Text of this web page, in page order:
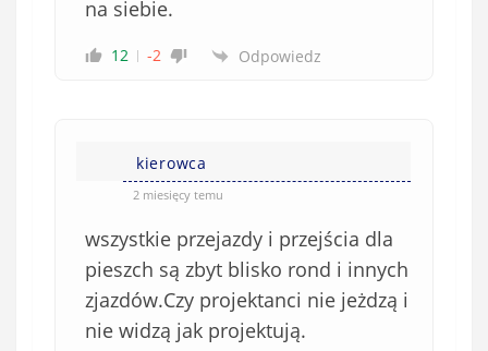
na siebie.
12 -2 Odpowiedz
kierowca
2 miesięcy temu
wszystkie przejazdy i przejścia dla
pieszch są zbyt blisko rond i innych
zjazdów.Czy projektanci nie jeżdzą i
nie widzą jak projektują.